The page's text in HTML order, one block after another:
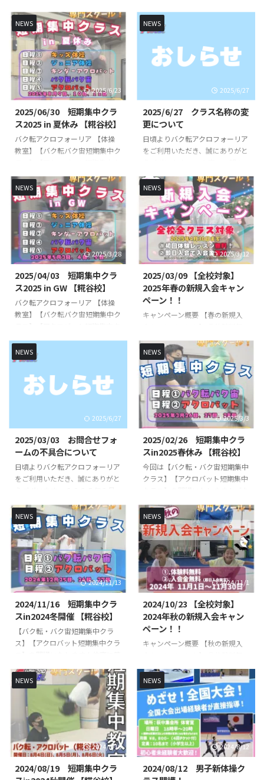
クロバットクラス ※小学生以上
対象開講日（開講時間）：日曜日
（ ...
料！（￥２，２００- → 無
料！） ②入会金無料！（￥６，
６００- → 無料！） ※体験レッス
ン無料は1クラスのみ適用とさせ
て頂きます※入会金無料は体験後
の即日入会に限り適用とさせて頂
きます※パーソナルレッスンはキ
ャンペーンの適用外とさせて頂き
１月１日～１１月末日（期間中の
体験レッスン・ご入会で適用）
お問い合わせ方法 LINE公式アカ
ウントから必要事項をご入力いた
ラス】【アクロバット短期集中ク
ラス】を開講いたします！バク転
を出来るようになりたいお子様や
できるようになりたい技など基礎
基本から競技レベルの技まで練習
していきます👌 初心者未経験の
指導いたします🔥🔥 指導は、全
接指導いたします👨‍🏫 短期集中
クラス概要 日時・日程 日程１
（キッズ体操） ①１０月１日
（水） 15時00分〜16時00分
分〜16時00分③１０ ...
NEWS
2025/6/23
2025/06/30 短期集中クラ
ス2025 in 夏休み 【糀谷校】
バク転アクロフォーリア 【体操
教室】【バク転バク宙短期集中ク
ラス】を開講いたします！バク転
を出来るようになりたいお子様や
できるようになりたい技など基礎
基本から競技レベルの技まで練習
していきます👌 初心者未経験の
方でもスタッフが丁寧に指導いた
します🔥🔥 指導は、全日本大会
出場経験のある先生が直接指導い
要 日時・日程 日程１（キッズ体
操） ①８月９日（土） 10時
30分〜11時30分②８月１０日
（日） 10時30分〜11時30分
NEWS
2025/6/27
2025/6/27 クラス名称の変
更について
日頃よりバク転アクロフォーリア
をご利用いただき、誠にありがと
クラスの名称と料金の改定をさせ
ていただく運びとなりました。
《対象クラス》◯FOREAL糀谷校
バク転バク宙（大人限定）クラ
ス ※中学生以上対象開講日：月
曜日、火曜日、水曜日、木曜日、
金曜日〈旧クラス名称・旧料金〉
バク転バク宙（大人限定）クラ
料 ￥８，８００−↓〈新クラス
名称・新料金〉アクロバット（大
人限定）クラス ※中学生以上対
象月額受講料 ￥９，９００−※
バ ...
NEWS
2025/3/28
2025/04/03 短期集中クラ
ス2025 in GW 【糀谷校】
バク転アクロフォーリア 【体操
教室】【バク転バク宙短期集中ク
ラス】を開講いたします！バク転
を出来るようになりたいお子様や
できるようになりたい技など基礎
基本から競技レベルの技まで練習
していきます👌 初心者未経験の
方でもスタッフが丁寧に指導いた
出場経験のある先生が直接指導い
要 日時・日程 日程１（キッズ体
操） ①５月３日（土） 10時
30分〜11時30分②５月４日
（日） 10時30分〜11時30分
NEWS
2025/3/12
2025/03/09 【全校対象】
2025年春の新規入会キャン
ペーン！！
キャンペーン概要 【春の新規入
料！（￥２，２００- → 無
料！） ②入会金無料！（￥６，
６００- → 無料！） ※体験レッス
ン無料は1クラスのみ適用とさせ
て頂きます※入会金無料は体験後
の即日入会に限り適用とさせて頂
きます 対象期間：２０２５年 ３
月９日～４月末日（期間中のお申
込みが適用） お問い合わせ方法
LINE公式アカウントから必要事項
をご入力いただき、お申し込みく
ださい！スタッフよりレッスン
日、当日の流れなど直接ご案内さ
定員がございま ...
NEWS
2025/6/27
2025/03/03 お問合せフォ
ームの不具合について
日頃よりバク転アクロフォーリア
をご利用いただき、誠にありがと
い合わせフォームからのお問い合
わせが繋がりにくくなっておりま
した。 事象としましては・自動
返信が届かない・お問い合わせが
届いていない・5〜6時間後に届
く等の確認ができております。
現在はLINE公式アカウントからの
す。 HP内のお問い合わせフォー
ムは停止させていただいておりま
す。 以下に、公式ラインアカウ
ントの予約方法を記載いたします
NEWS
2025/3/3
2025/02/26 短期集中クラ
スin2025春休み 【糀谷校】
今回は【バク転・バク宙短期集中
クラス】【アクロバット短期集中
やできるようになりたい技など基
礎基本から競技レベルの技まで練
習していきます👌 初心者未経験
の方でもスタッフが丁寧に指導い
たします🔥🔥 指導は、全日本大
会出場経験のある先生が直接指導
いたします👨‍🏫 短期集中クラス
バク宙） ①３月２６日
（水） 10時30分〜11時40分
②３月２７日（木） 10時30
分〜11時40分③３月２８日
NEWS
2024/11/13
2024/11/16 短期集中クラ
スin2024冬開催 【糀谷校】
【バク転・バク宙短期集中クラ
ス】【アクロバット短期集中クラ
になりたい技など必要最低限の学
校体育から競技レベルの技まで練
習していきます👌 初心者未経験
の方でもコーチが丁寧に指導いた
します🔥🔥 指導は、全日本大会
出場経験のある先生が直接指導い
たします👨‍🏫 短期集中クラス概
ク宙） ①１２月２５日
NEWS
2024/11/1
2024/10/23 【全校対象】
2024年秋の新規入会キャン
ペーン！！
キャンペーン概要 【秋の新規入
料！（￥２，２００- → 無
料！） ②入会金無料！（￥６，
６００- → 無料！） ※体験レッス
ン無料は1クラスのみ適用とさせ
て頂きます※入会金無料は体験後
の即日入会に限り適用とさせて頂
きます 対象期間：２０２４年 １
１月１日～１１月３０日（期間中
せ方法 お問い合わせフォームか
NEWS
2024/8/19
2024/08/19 短期集中クラ
NEWS
2024/8/12
2024/08/12 男子新体操ク